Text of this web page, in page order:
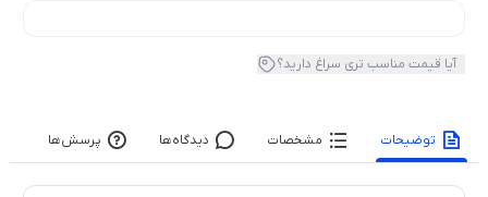
آیا قیمت مناسب تری سراغ دارید؟
توضیحات مشخصات دیدگاه‌ها پرسش‌ها